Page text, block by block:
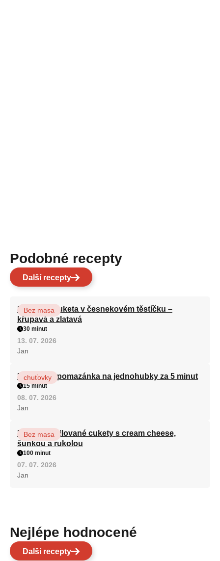
Podobné recepty
Další recepty
Smažená cuketa v česnekovém těstíčku –
křupavá a zlatavá
Bez masa
30 minut
13. 07. 2026
Jan
Královská pomazánka na jednohubky za 5 minut
chuťovky
15 minut
08. 07. 2026
Jan
Roláda z grilované cukety s cream cheese,
šunkou a rukolou
Bez masa
100 minut
07. 07. 2026
Jan
Nejlépe hodnocené
Další recepty